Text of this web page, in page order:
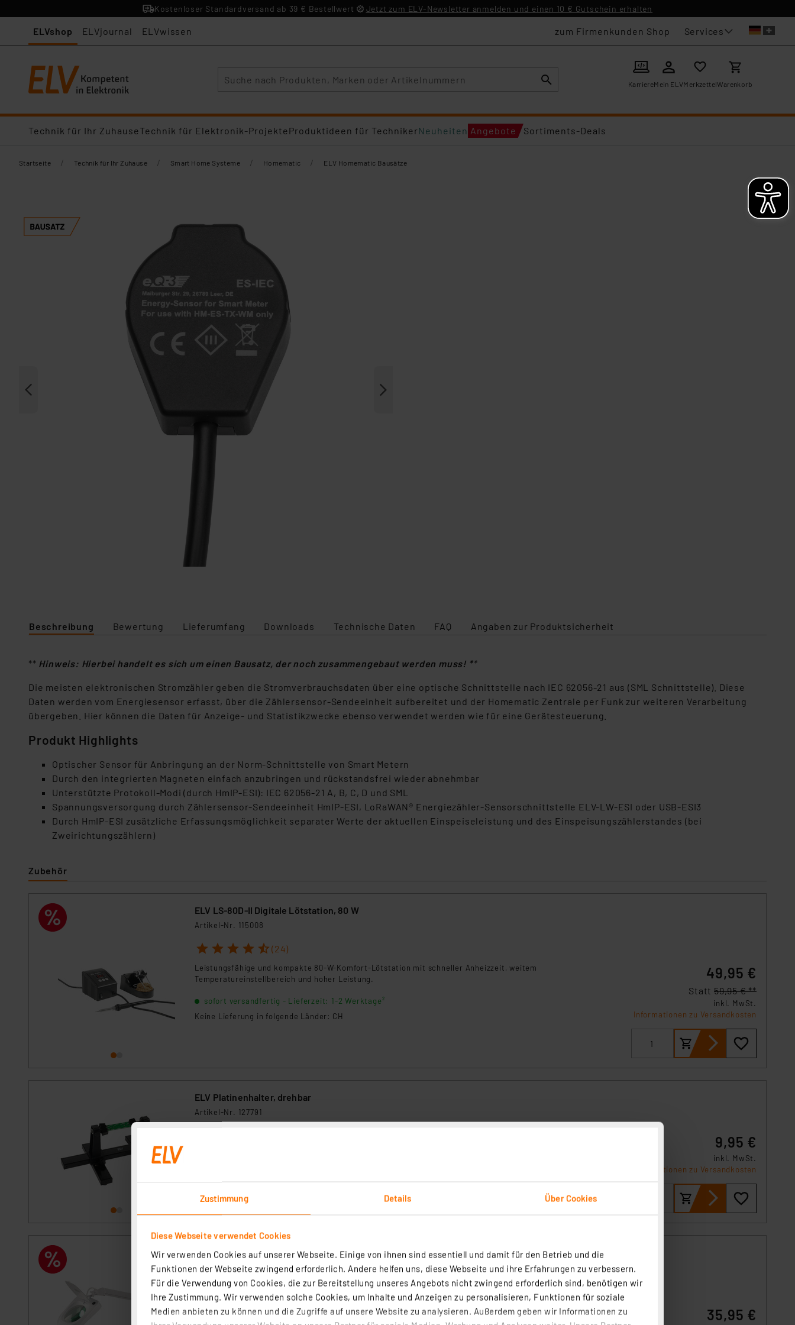
Zustimmung Details Über Cookies
Diese Webseite verwendet Cookies
Wir verwenden Cookies auf unserer Webseite. Einige von ihnen sind essentiell und damit für den Betrieb und die
Funktionen der Webseite zwingend erforderlich. Andere helfen uns, diese Webseite und ihre Erfahrungen zu verbessern.
Für die Verwendung von Cookies, die zur Bereitstellung unseres Angebots nicht zwingend erforderlich sind, benötigen wir
Ihre Zustimmung. Wir verwenden solche Cookies, um Inhalte und Anzeigen zu personalisieren, Funktionen für soziale
Medien anbieten zu können und die Zugriffe auf unsere Website zu analysieren. Außerdem geben wir Informationen zu
Kostenloser Standardversand ab 39 € Bestellwert Jetzt zum ELV-Newsletter anmelden und einen 10 € Gutschein erhalten
ELVshop ELVjournal ELVwissen zum Firmenkunden Shop Services
KarriereMein ELVMerkzettelWarenkorb
Technik für Ihr ZuhauseTechnik für Elektronik-ProjekteProduktideen für TechnikerNeuheiten Angebote Sortiments-Deals
Startseite / Technik für Ihr Zuhause / Smart Home Systeme / Homematic / ELV Homematic Bausätze
Beschreibung Bewertung Lieferumfang Downloads Technische Daten FAQ Angaben zur Produktsicherheit
** Hinweis: Hierbei handelt es sich um einen Bausatz, der noch zusammengebaut werden muss! **
Die meisten elektronischen Stromzähler geben die Stromverbrauchsdaten über eine optische Schnittstelle nach IEC 62056-21 aus (SML Schnittstelle). Diese
Daten werden vom Energiesensor erfasst, über die Zählersensor-Sendeeinheit aufbereitet und der Homematic Zentrale per Funk zur weiteren Verarbeitung
übergeben. Hier können die Daten für Anzeige- und Statistikzwecke ebenso verwendet werden wie für eine Gerätesteuerung.
Produkt Highlights
Optischer Sensor für Anbringung an der Norm-Schnittstelle von Smart Metern
Durch den integrierten Magneten einfach anzubringen und rückstandsfrei wieder abnehmbar
Unterstützte Protokoll-Modi (durch HmIP-ESI): IEC 62056-21 A, B, C, D und SML
Spannungsversorgung durch Zählersensor-Sendeeinheit HmIP-ESI, LoRaWAN® Energiezähler-Sensorschnittstelle ELV-LW-ESI oder USB-ESI3
Durch HmIP-ESI zusätzliche Erfassungsmöglichkeit separater Werte der aktuellen Einspeiseleistung und des Einspeisungszählerstandes (bei
Zweirichtungszählern)
Zubehör
ELV LS-80D-II Digitale Lötstation, 80 W
Artikel-Nr. 115008
1 2 3 4 5 (24)
Leistungsfähige und kompakte 80-W-Komfort-Lötstation mit schneller Anheizzeit, weitem
Temperatureinstellbereich und hoher Leistung.
sofort versandfertig - Lieferzeit: 1-2 Werktage²
Keine Lieferung in folgende Länder: CH
49,95 €
Statt 59,95 € **
inkl. MwSt.
Informationen zu Versandkosten
ELV Platinenhalter, drehbar
Artikel-Nr. 127791
sofort versandfertig - Lieferzeit: 1-2 Werktage²
9,95 €
inkl. MwSt.
Informationen zu Versandkosten
ELV LED-Lupenleuchte, 2,25-fache Vergrößerung, 730 Lumen
Artikel-Nr. 109902
1 2 3 4 5 (50)
Diese Lupenleuchte spart nicht nur ca. 60 % Strom gegenüber einer üblichen 22-W-
Ringleuchte, sie liefert auch eine neue Lichtqualität.
35,95 €